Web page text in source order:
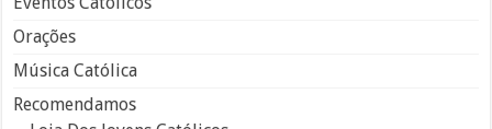
Orações
Música Católica
Recomendamos